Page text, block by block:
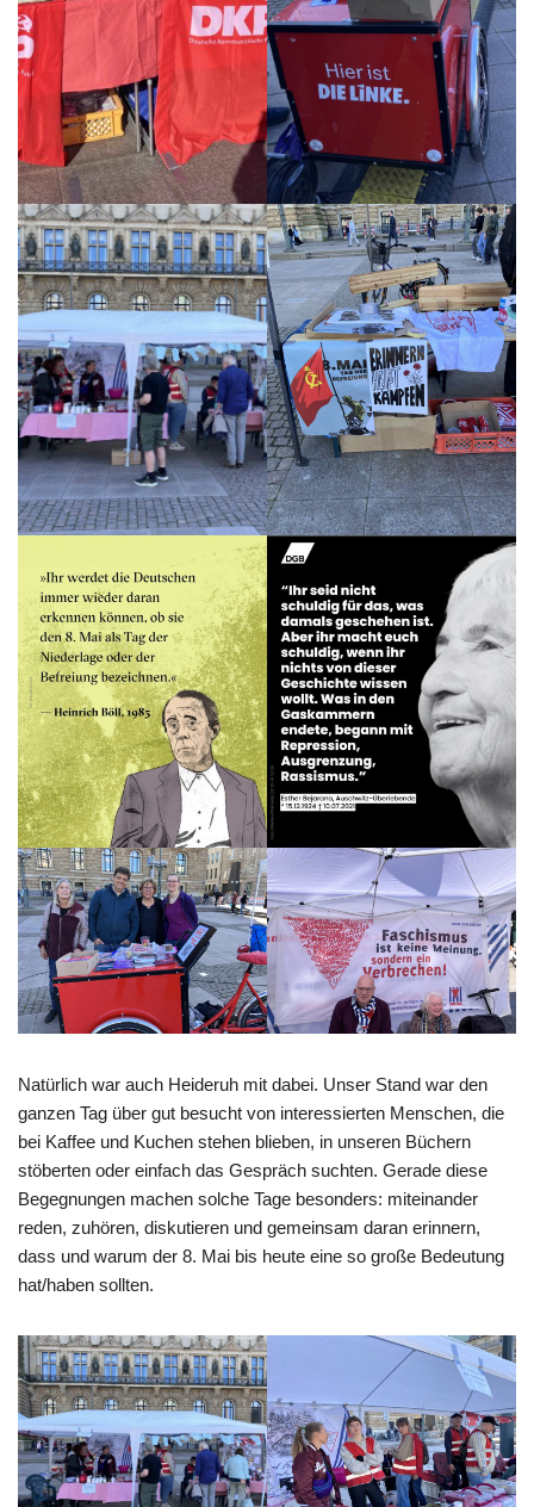
Natürlich war auch Heideruh mit dabei. Unser Stand war den
ganzen Tag über gut besucht von interessierten Menschen, die
bei Kaffee und Kuchen stehen blieben, in unseren Büchern
stöberten oder einfach das Gespräch suchten. Gerade diese
Begegnungen machen solche Tage besonders: miteinander
reden, zuhören, diskutieren und gemeinsam daran erinnern,
dass und warum der 8. Mai bis heute eine so große Bedeutung
hat/haben sollten.